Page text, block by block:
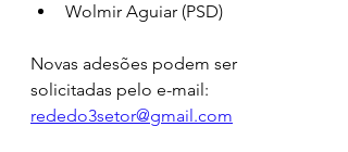
Wolmir Aguiar (PSD)
Novas adesões podem ser
solicitadas pelo e-mail:
rededo3setor@gmail.com